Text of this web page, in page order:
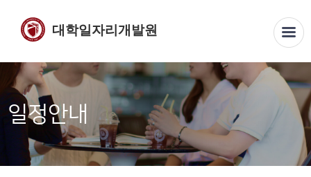
대학일자리개발원
일정안내